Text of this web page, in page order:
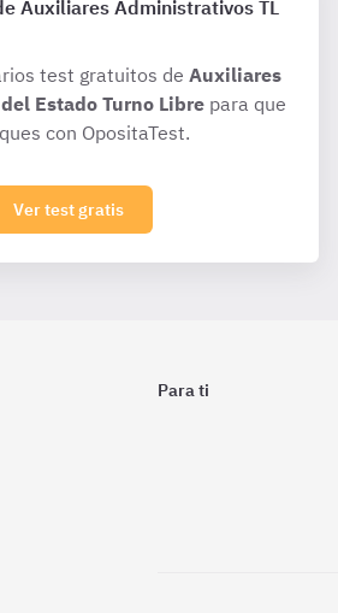
Auxiliares Administrativos TL
test gratuitos de Auxiliares
Estado Turno Libre para que
con OpositaTest.
Ver test gratis
Para ti